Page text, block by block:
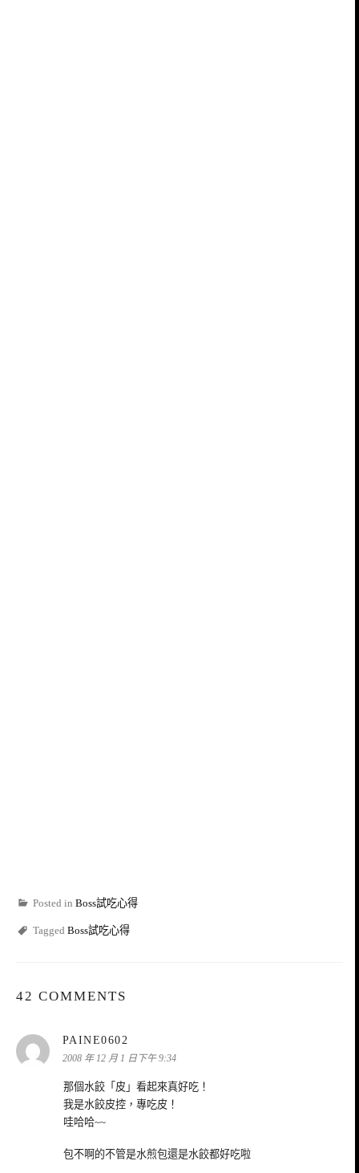
Posted in Boss試吃心得
Tagged Boss試吃心得
42 COMMENTS
PAINE0602
示:
2008 年 12 月 1 日下午 9:34
那個水餃「皮」看起來真好吃！
我是水餃皮控，專吃皮！
哇哈哈~~
包不啊的不管是水煎包還是水餃都好吃啦